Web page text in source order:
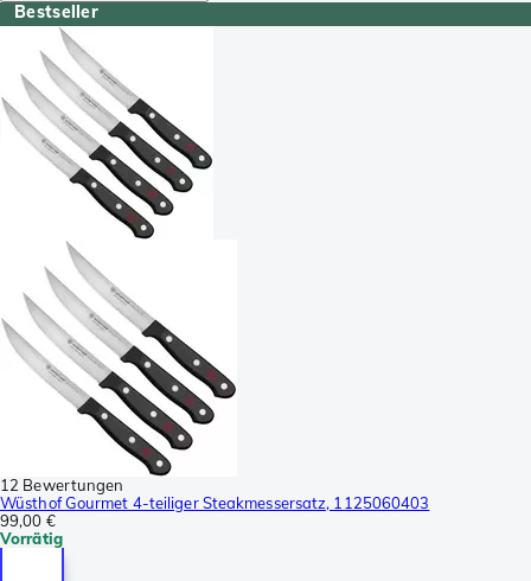
Bestseller
12 Bewertungen
Wüsthof Gourmet 4-teiliger Steakmessersatz, 1125060403
99,00 €
Vorrätig